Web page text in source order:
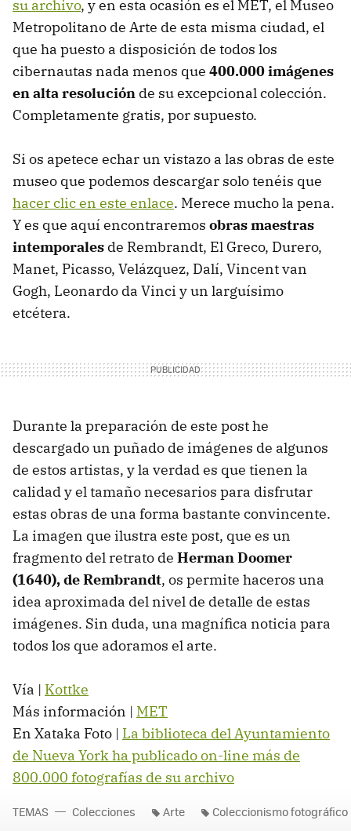
su archivo, y en esta ocasión es el MET, el Museo
Metropolitano de Arte de esta misma ciudad, el
que ha puesto a disposición de todos los
cibernautas nada menos que 400.000 imágenes
en alta resolución de su excepcional colección.
Completamente gratis, por supuesto.
Si os apetece echar un vistazo a las obras de este
museo que podemos descargar solo tenéis que
hacer clic en este enlace. Merece mucho la pena.
Y es que aquí encontraremos obras maestras
intemporales de Rembrandt, El Greco, Durero,
Manet, Picasso, Velázquez, Dalí, Vincent van
Gogh, Leonardo da Vinci y un larguísimo
etcétera.
Durante la preparación de este post he
descargado un puñado de imágenes de algunos
de estos artistas, y la verdad es que tienen la
calidad y el tamaño necesarios para disfrutar
estas obras de una forma bastante convincente.
La imagen que ilustra este post, que es un
fragmento del retrato de Herman Doomer
(1640), de Rembrandt, os permite haceros una
idea aproximada del nivel de detalle de estas
imágenes. Sin duda, una magnífica noticia para
todos los que adoramos el arte.
Vía | Kottke
Más información | MET
En Xataka Foto | La biblioteca del Ayuntamiento
de Nueva York ha publicado on-line más de
800.000 fotografías de su archivo
TEMAS Colecciones Arte Coleccionismo fotográfico